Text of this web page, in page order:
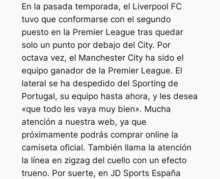
En la pasada temporada, el Liverpool FC
tuvo que conformarse con el segundo
puesto en la Premier League tras quedar
solo un punto por debajo del City. Por
octava vez, el Manchester City ha sido el
equipo ganador de la Premier League. El
lateral se ha despedido del Sporting de
Portugal, su equipo hasta ahora, y les desea
«que todo les vaya muy bien». Mucha
atención a nuestra web, ya que
próximamente podrás comprar online la
camiseta oficial. También llama la atención
la línea en zigzag del cuello con un efecto
trueno. Por suerte, en JD Sports España